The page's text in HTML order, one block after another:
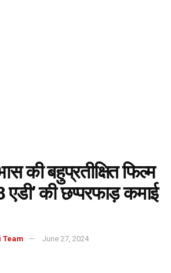
की बहुप्रतीक्षित फिल्म
की छप्परफाड़ कमाई
Team June 27, 2024